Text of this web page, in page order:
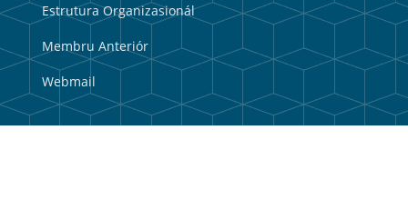
Estrutura Organizasionál
Membru Anteriór
Webmail